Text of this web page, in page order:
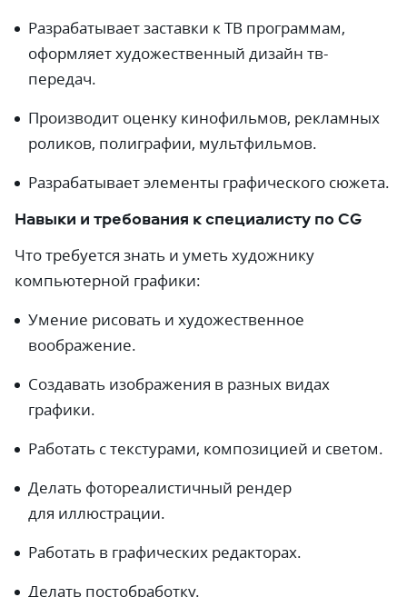
Разрабатывает заставки к ТВ программам,
оформляет художественный дизайн тв-
передач.
Производит оценку кинофильмов, рекламных
роликов, полиграфии, мультфильмов.
Разрабатывает элементы графического сюжета.
Навыки и требования к специалисту по CG
Что требуется знать и уметь художнику
компьютерной графики:
Умение рисовать и художественное
воображение.
Создавать изображения в разных видах
графики.
Работать с текстурами, композицией и светом.
Делать фотореалистичный рендер
для иллюстрации.
Работать в графических редакторах.
Делать постобработку.